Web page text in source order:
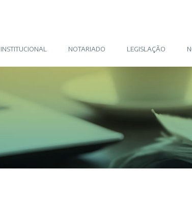
INSTITUCIONAL NOTARIADO LEGISLAÇÃO